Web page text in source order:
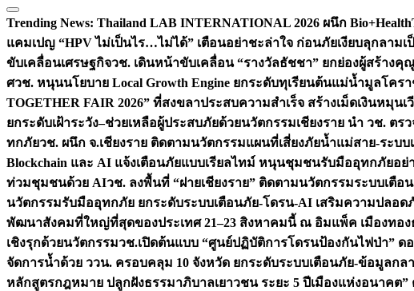
Trending News: Thailand LAB INTERNATIONAL 2026 ผนึก
แคมเปญ “HPV ไม่เป็นไร…ไม่ได้” เตือนอย่าชะล่าใจ ก่อนภัยเงียบลุกลามเ
ขับเคลื่อนเศรษฐกิจวช. เดินหน้าขับเคลื่อน “รางวัลธัชชา” ยกย่องผู้สร้าง
ศวช. หนุนนโยบาย Local Growth Engine ยกระดับทุเรียนต้นแม่น้ำมูลโค
TOGETHER FAIR 2026” ที่สงขลาประสบความสำเร็จ สร้างเม็ดเงินหมุน
ยกระดับเฝ้าระวัง–ช่วยเหลือผู้ประสบภัยด้วยนวัตกรรมเชียงราย นำ วช. ต
ทกภัยวช. ผนึก จ.เชียงราย ติดตามนวัตกรรมแผนที่เสี่ยงภัยน้ำแม่สาย-ระ
Blockchain และ AI แจ้งเตือนภัยแบบเรียลไทม์ หนุนชุมชนรับมืออุทกภัยอย่
ท่วมชุมชนด้วย AIวช. ลงพื้นที่ “ฝายเชียงราย” ติดตามนวัตกรรมระบบเ
นวัตกรรมรับมืออุทกภัย ยกระดับระบบเตือนภัย-โดรน-AI เสริมความปลอด
พัฒนาสังคมที่ใหญ่ที่สุดของประเทศ 21–23 สิงหาคมนี้ ณ อิมแพ็ค เมืองทอง
เชิงรุกด้วยนวัตกรรมวช.เปิดต้นแบบ “ศูนย์ปฏิบัติการโดรนป้องกันไฟป่า” ด
จัดการน้ำด้วย ววน. ครอบคลุม 10 จังหวัด ยกระดับระบบเตือนภัย-ข้อมูลกล
หลักสูตรกฎหมาย ปลูกฝังธรรมาภิบาลเยาวชน ระยะ 5 ปีเมืองแห่งอนาคต